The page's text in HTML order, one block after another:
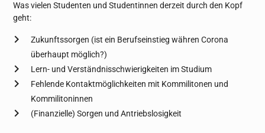
Was vielen Studenten und Studentinnen derzeit durch den Kopf
geht:
Zukunftssorgen (ist ein Berufseinstieg währen Corona
überhaupt möglich?)
Lern- und Verständnisschwierigkeiten im Studium
Fehlende Kontaktmöglichkeiten mit Kommilitonen und
Kommilitoninnen
(Finanzielle) Sorgen und Antriebslosigkeit